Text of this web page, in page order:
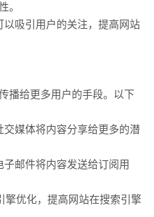
。
以吸引用户的关注，提高网站
播给更多用户的手段。以下
交媒体将内容分享给更多的潜
子邮件将内容发送给订阅用
擎优化，提高网站在搜索引擎